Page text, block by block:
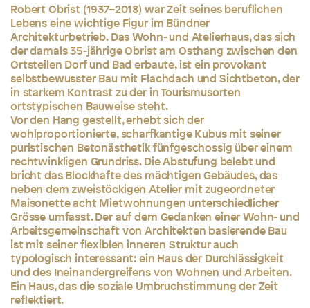
Robert Obrist (1937–2018) war Zeit seines beruflichen
Lebens eine wichtige Figur im Bündner
Architekturbetrieb. Das Wohn- und Atelierhaus, das sich
der damals 35-jährige Obrist am Osthang zwischen den
Ortsteilen Dorf und Bad erbaute, ist ein provokant
selbstbewusster Bau mit Flachdach und Sichtbeton, der
in starkem Kontrast zu der in Tourismusorten
ortstypischen Bauweise steht.
Vor den Hang gestellt, erhebt sich der
wohlproportionierte, scharfkantige Kubus mit seiner
puristischen Betonästhetik fünfgeschossig über einem
rechtwinkligen Grundriss. Die Abstufung belebt und
bricht das Blockhafte des mächtigen Gebäudes, das
neben dem zweistöckigen Atelier mit zugeordneter
Maisonette acht Mietwohnungen unterschiedlicher
Grösse umfasst. Der auf dem Gedanken einer Wohn- und
Arbeitsgemeinschaft von Architekten basierende Bau
ist mit seiner flexiblen inneren Struktur auch
typologisch interessant: ein Haus der Durchlässigkeit
und des Ineinandergreifens von Wohnen und Arbeiten.
Ein Haus, das die soziale Umbruchstimmung der Zeit
reflektiert.